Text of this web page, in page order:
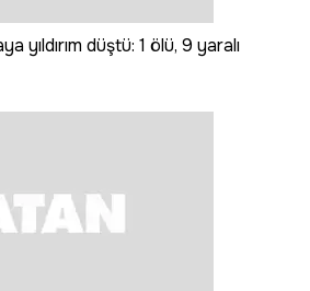
yıldırım düştü: 1 ölü, 9 yaralı